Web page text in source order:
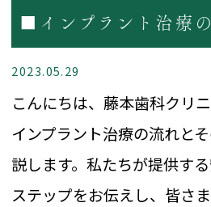
■インプラント治療
2023.05.29
こんにちは、藤本歯科クリ
インプラント治療の流れと
説します。私たちが提供す
ステップをお伝えし、皆さ